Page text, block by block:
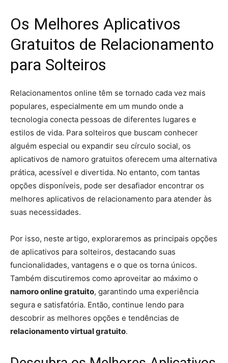
Os Melhores Aplicativos
Gratuitos de Relacionamento
para Solteiros
Relacionamentos online têm se tornado cada vez mais
populares, especialmente em um mundo onde a
tecnologia conecta pessoas de diferentes lugares e
estilos de vida. Para solteiros que buscam conhecer
alguém especial ou expandir seu círculo social, os
aplicativos de namoro gratuitos oferecem uma alternativa
prática, acessível e divertida. No entanto, com tantas
opções disponíveis, pode ser desafiador encontrar os
melhores aplicativos de relacionamento para atender às
suas necessidades.
Por isso, neste artigo, exploraremos as principais opções
de aplicativos para solteiros, destacando suas
funcionalidades, vantagens e o que os torna únicos.
Também discutiremos como aproveitar ao máximo o
namoro online gratuito, garantindo uma experiência
segura e satisfatória. Então, continue lendo para
descobrir as melhores opções e tendências de
relacionamento virtual gratuito.